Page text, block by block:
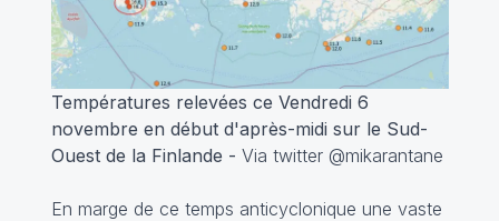
Températures relevées ce Vendredi 6
novembre en début d'après-midi sur le Sud-
Ouest de la Finlande - Via twitter @mikarantane
En marge de ce temps anticyclonique une vaste